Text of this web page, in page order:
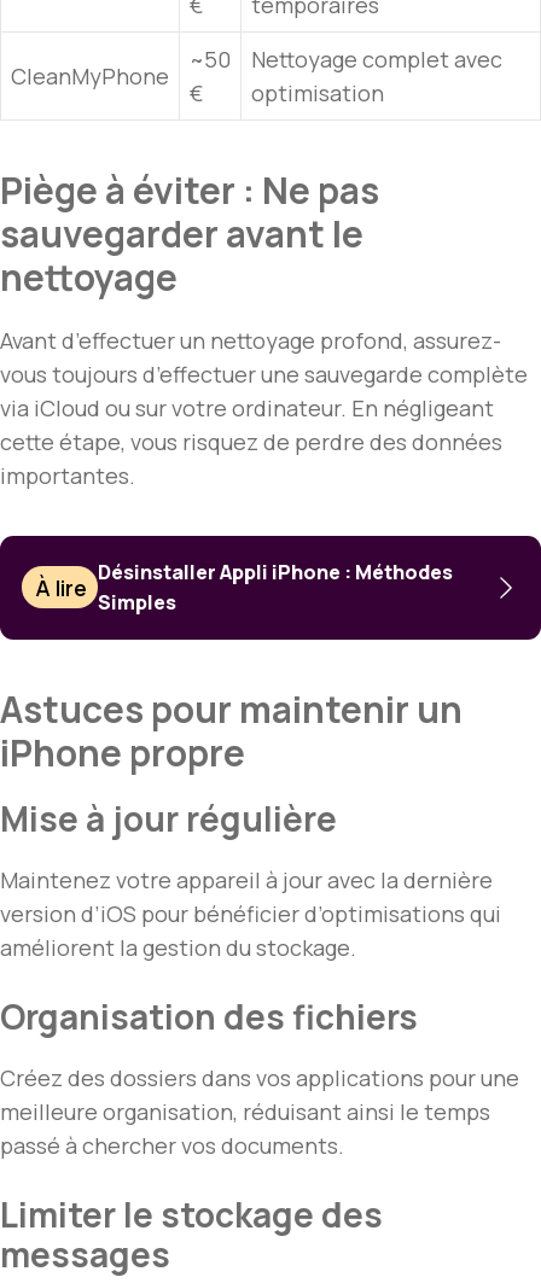
CleanMyPhone
~50
€
Nettoyage complet avec
optimisation
Piège à éviter : Ne pas
sauvegarder avant le
nettoyage
Avant d’effectuer un nettoyage profond, assurez-
vous toujours d’effectuer une sauvegarde complète
via iCloud ou sur votre ordinateur. En négligeant
cette étape, vous risquez de perdre des données
importantes.
À lire
Désinstaller Appli iPhone : Méthodes
Simples
Astuces pour maintenir un
iPhone propre
Mise à jour régulière
Maintenez votre appareil à jour avec la dernière
version d’iOS pour bénéficier d’optimisations qui
améliorent la gestion du stockage.
Organisation des fichiers
Créez des dossiers dans vos applications pour une
meilleure organisation, réduisant ainsi le temps
passé à chercher vos documents.
Limiter le stockage des
messages